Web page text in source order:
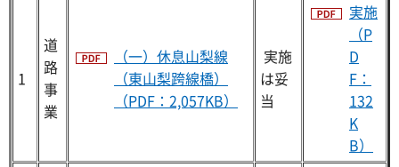
1
道
路
事
業
（一）休息山梨線
（東山梨跨線橋）
（PDF：2,057KB）
実施
は妥
当
実施
（P
D
F：
132
K
B）